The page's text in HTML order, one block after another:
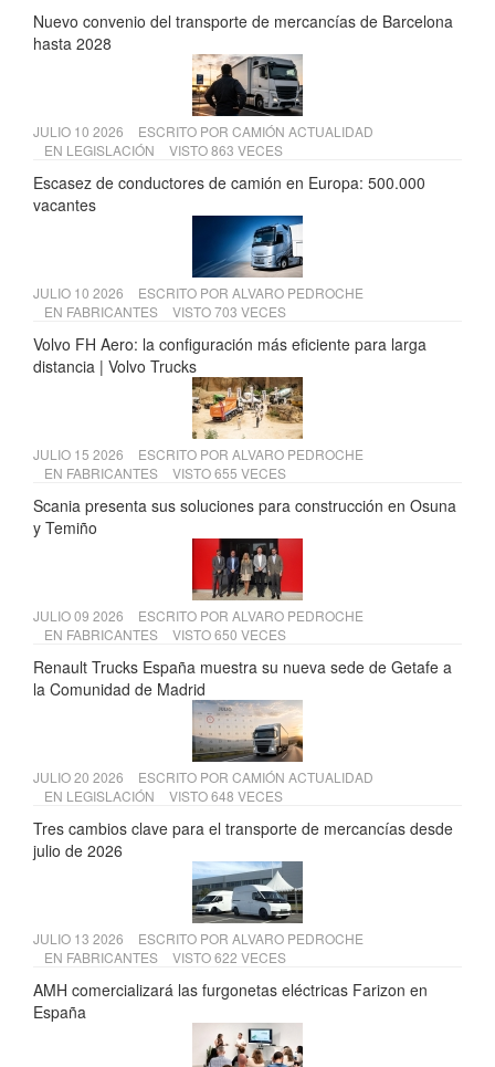
Nuevo convenio del transporte de mercancías de Barcelona
hasta 2028
JULIO 10 2026 ESCRITO POR CAMIÓN ACTUALIDAD
EN LEGISLACIÓN VISTO 863 VECES
Escasez de conductores de camión en Europa: 500.000
vacantes
JULIO 10 2026 ESCRITO POR ALVARO PEDROCHE
EN FABRICANTES VISTO 703 VECES
Volvo FH Aero: la configuración más eficiente para larga
distancia | Volvo Trucks
JULIO 15 2026 ESCRITO POR ALVARO PEDROCHE
EN FABRICANTES VISTO 655 VECES
Scania presenta sus soluciones para construcción en Osuna
y Temiño
JULIO 09 2026 ESCRITO POR ALVARO PEDROCHE
EN FABRICANTES VISTO 650 VECES
Renault Trucks España muestra su nueva sede de Getafe a
la Comunidad de Madrid
JULIO 20 2026 ESCRITO POR CAMIÓN ACTUALIDAD
EN LEGISLACIÓN VISTO 648 VECES
Tres cambios clave para el transporte de mercancías desde
julio de 2026
JULIO 13 2026 ESCRITO POR ALVARO PEDROCHE
EN FABRICANTES VISTO 622 VECES
AMH comercializará las furgonetas eléctricas Farizon en
España